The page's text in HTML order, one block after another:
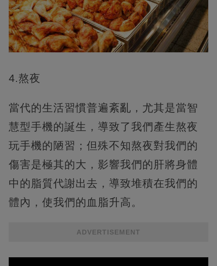
4.熬夜
當代的生活習慣普遍紊亂，尤其是當智
慧型手機的誕生，導致了我們產生熬夜
玩手機的陋習；但殊不知熬夜對我們的
傷害是極其的大，影響我們的肝將身體
中的脂質代謝出去，導致堆積在我們的
體內，使我們的血脂升高。
ADVERTISEMENT